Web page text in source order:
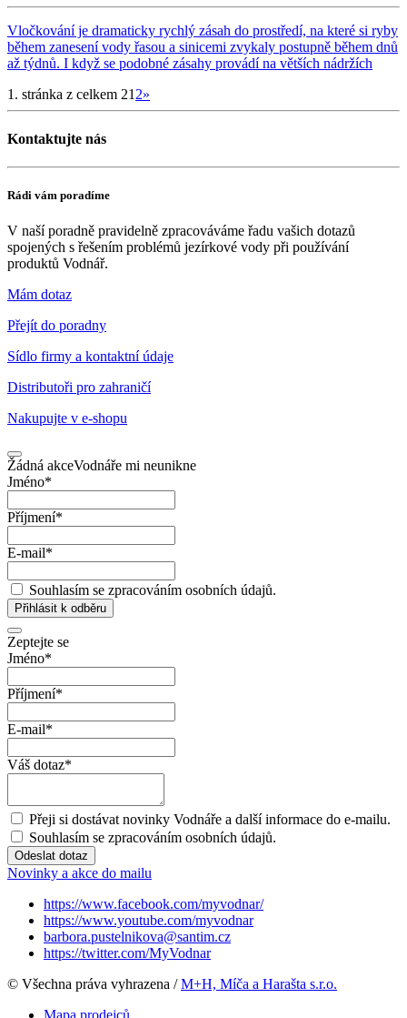
Vločkování je dramaticky rychlý zásah do prostředí, na které si ryby
během zanesení vody řasou a sinicemi zvykaly postupně během dnů
až týdnů. I když se podobné zásahy provádí na větších nádržích
1. stránka z celkem 21 2»
Kontaktujte nás
Rádi vám poradíme
V naší poradně pravidelně zpracováváme řadu vašich dotazů
spojených s řešením problémů jezírkové vody při používání
produktů Vodnář.
Mám dotaz
Přejít do poradny
Sídlo firmy a kontaktní údaje
Distributoři pro zahraničí
Nakupujte v e-shopu
Žádná akceVodnáře mi neunikne
Jméno*
Příjmení*
E-mail*
Souhlasím se zpracováním osobních údajů.
Přihlásit k odběru
Zeptejte se
Jméno*
Příjmení*
E-mail*
Váš dotaz*
Přeji si dostávat novinky Vodnáře a další informace do e-mailu.
Souhlasím se zpracováním osobních údajů.
Odeslat dotaz
Novinky a akce do mailu
https://www.facebook.com/myvodnar/
https://www.youtube.com/myvodnar
barbora.pustelnikova@santim.cz
https://twitter.com/MyVodnar
© Všechna práva vyhrazena /M+H, Míča a Harašta s.r.o.